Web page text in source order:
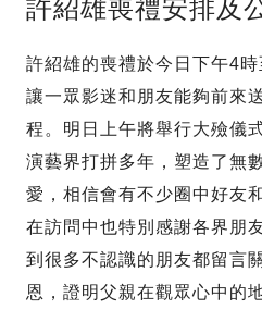
許紹雄喪禮安排及
許紹雄的喪禮於今日下午4時
讓一眾影迷和朋友能夠前來
程。明日上午將舉行大殮儀
演藝界打拼多年，塑造了無
愛，相信會有不少圈中好友
在訪問中也特別感謝各界朋
到很多不認識的朋友都留言
恩，證明父親在觀眾心中的地